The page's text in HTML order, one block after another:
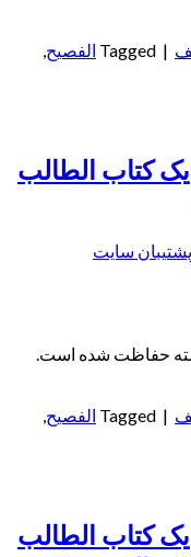
|
Tagged الفصيح
کتاب الطالب
پشتیبان سایت
حفاظت شده است.
|
Tagged الفصيح,
کتاب الطالب